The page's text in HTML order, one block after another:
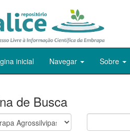
inicial Navegar Sobre
de Busca